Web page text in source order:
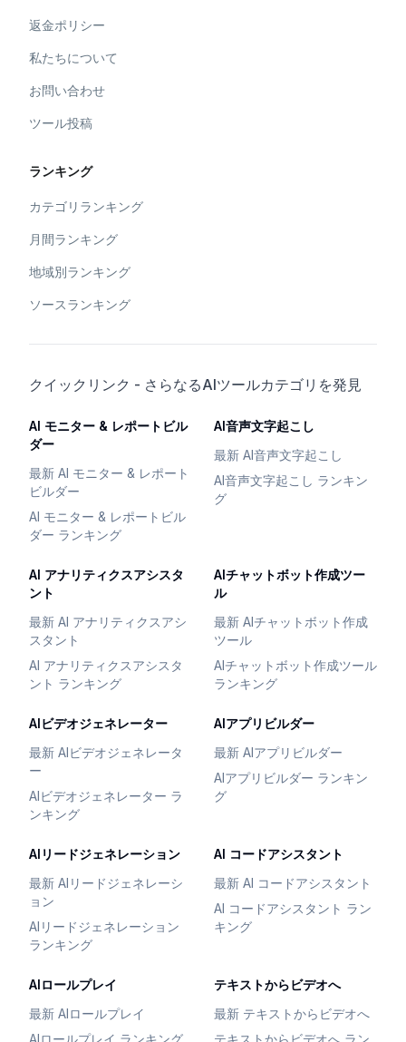
返金ポリシー
私たちについて
お問い合わせ
ツール投稿
ランキング
カテゴリランキング
月間ランキング
地域別ランキング
ソースランキング
クイックリンク - さらなるAIツールカテゴリを発見
AI モニター & レポートビル
ダー
最新 AI モニター & レポート
ビルダー
AI モニター & レポートビル
ダー ランキング
AI音声文字起こし
最新 AI音声文字起こし
AI音声文字起こし ランキン
グ
AI アナリティクスアシスタ
ント
最新 AI アナリティクスアシ
スタント
AI アナリティクスアシスタ
ント ランキング
AIチャットボット作成ツー
ル
最新 AIチャットボット作成
ツール
AIチャットボット作成ツール
ランキング
AIビデオジェネレーター
最新 AIビデオジェネレータ
ー
AIビデオジェネレーター ラ
ンキング
AIアプリビルダー
最新 AIアプリビルダー
AIアプリビルダー ランキン
グ
AIリードジェネレーション
最新 AIリードジェネレーシ
ョン
AIリードジェネレーション
ランキング
AI コードアシスタント
最新 AI コードアシスタント
AI コードアシスタント ラン
キング
AIロールプレイ
最新 AIロールプレイ
AIロールプレイ ランキング
テキストからビデオへ
最新 テキストからビデオへ
テキストからビデオへ ラン